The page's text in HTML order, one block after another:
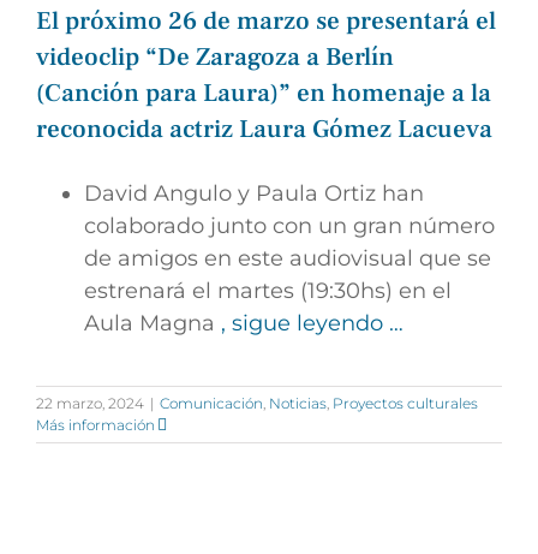
El próximo 26 de marzo se presentará el
videoclip “De Zaragoza a Berlín
(Canción para Laura)” en homenaje a la
reconocida actriz Laura Gómez Lacueva
David Angulo y Paula Ortiz han
colaborado junto con un gran número
de amigos en este audiovisual que se
estrenará el martes (19:30hs) en el
Aula Magna , sigue leyendo …
22 marzo, 2024 | Comunicación Noticias Proyectos culturales
Más información